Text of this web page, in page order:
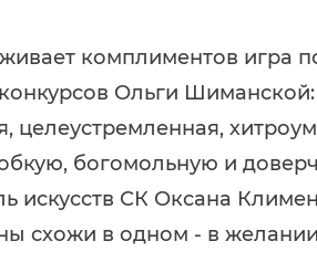
комплиментов игра
Ольги
целеустремленная,
богомольную и
искусств СК Оксана
схожи в одном - в